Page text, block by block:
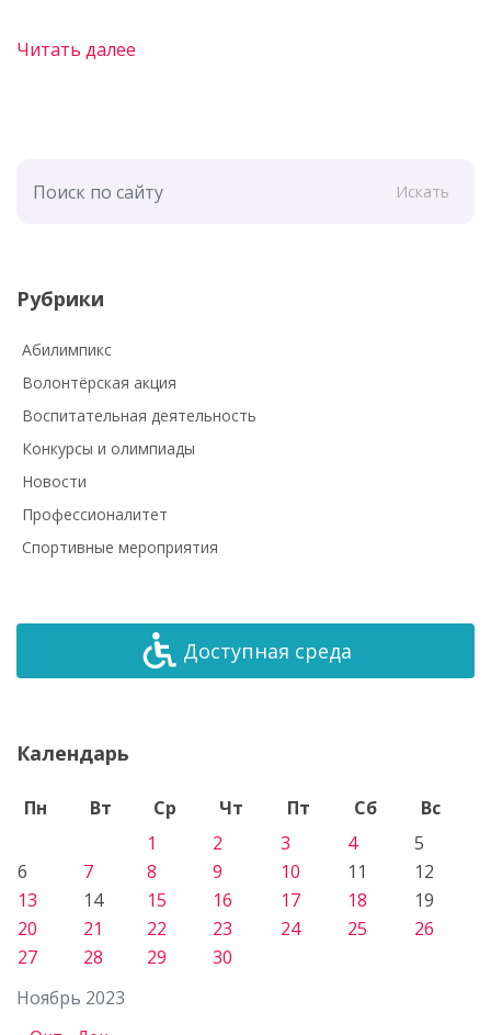
Читать далее
Искать
Рубрики
Абилимпикс
Волонтёрская акция
Воспитательная деятельность
Конкурсы и олимпиады
Новости
Профессионалитет
Спортивные мероприятия
Доступная среда
Календарь
Ноябрь 2023
Пн Вт Ср Чт Пт Сб
Вс
1
2 3 4
5
6
7 8 9 10 11
12
13
14 15 16 17 18
19
20
21 22 23 24 25
26
27
28 29 30